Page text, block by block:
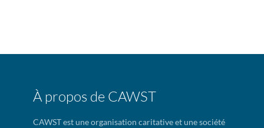
À propos de CAWST
CAWST est une organisation caritative et une société